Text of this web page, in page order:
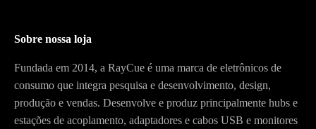
Sobre nossa loja
Fundada em 2014, a RayCue é uma marca de eletrônicos de
consumo que integra pesquisa e desenvolvimento, design,
produção e vendas. Desenvolve e produz principalmente hubs e
estações de acoplamento, adaptadores e cabos USB e monitores